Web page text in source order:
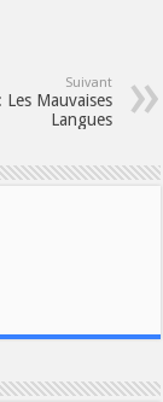
Suivant
Mauvaises
Langues